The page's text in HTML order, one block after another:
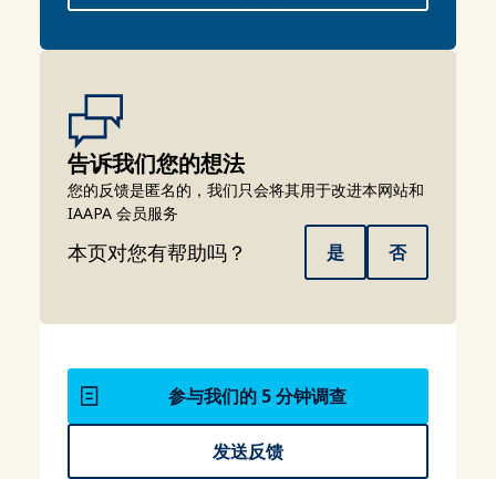
告诉我们您的想法
您的反馈是匿名的，我们只会将其用于改进本网站和
IAAPA 会员服务
本页对您有帮助吗？ 是 否
参与我们的 5 分钟调查
发送反馈